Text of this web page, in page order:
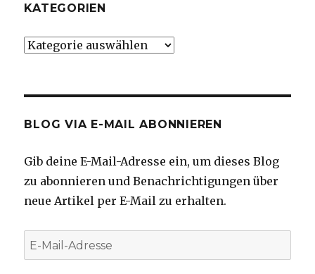
KATEGORIEN
Kategorien
BLOG VIA E-MAIL ABONNIEREN
Gib deine E-Mail-Adresse ein, um dieses Blog
zu abonnieren und Benachrichtigungen über
neue Artikel per E-Mail zu erhalten.
E-
Mail-